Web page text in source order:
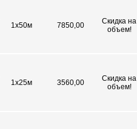
1х50м 7850,00
Скидка на
объем!
1х25м 3560,00
Скидка на
объем!